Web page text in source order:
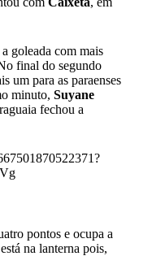
goleada com mais
final do segundo
um para as paraenses
minuto, Suyane
fechou a
pontos e ocupa a
está na lanterna pois,